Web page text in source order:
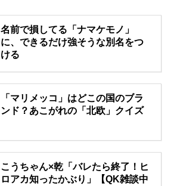
名前で損してる「ナマケモノ」
に、できるだけ強そうな別名をつ
ける
「マリメッコ」はどこの国のブラ
ンド？あこがれの「北欧」クイズ
こうちゃん×乾「バレたら終了！ヒ
ロアカ知ったかぶり」【QK雑談中